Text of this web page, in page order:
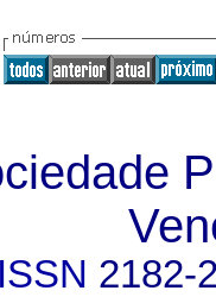
ISSN 2182-